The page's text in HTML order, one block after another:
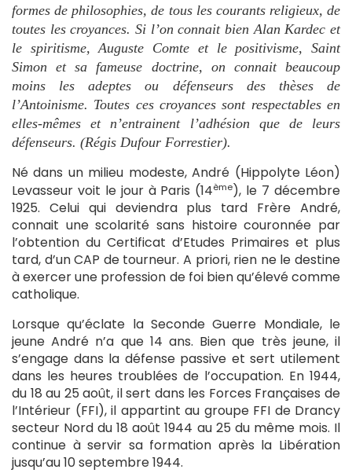
formes de philosophies, de tous les courants religieux, de
toutes les croyances. Si l’on connait bien Alan Kardec et
le spiritisme, Auguste Comte et le positivisme, Saint
Simon et sa fameuse doctrine, on connait beaucoup
moins les adeptes ou défenseurs des thèses de
l’Antoinisme. Toutes ces croyances sont respectables en
elles-mêmes et n’entrainent l’adhésion que de leurs
défenseurs. (Régis Dufour Forrestier).
Né dans un milieu modeste, André (Hippolyte Léon)
Levasseur voit le jour à Paris (14ème), le 7 décembre
1925. Celui qui deviendra plus tard Frère André,
connait une scolarité sans histoire couronnée par
l’obtention du Certificat d’Etudes Primaires et plus
tard, d’un CAP de tourneur. A priori, rien ne le destine
à exercer une profession de foi bien qu’élevé comme
catholique.
Lorsque qu’éclate la Seconde Guerre Mondiale, le
jeune André n’a que 14 ans. Bien que très jeune, il
s’engage dans la défense passive et sert utilement
dans les heures troublées de l’occupation. En 1944,
du 18 au 25 août, il sert dans les Forces Françaises de
l’Intérieur (FFI), il appartint au groupe FFI de Drancy
secteur Nord du 18 août 1944 au 25 du même mois. Il
continue à servir sa formation après la Libération
jusqu’au 10 septembre 1944.